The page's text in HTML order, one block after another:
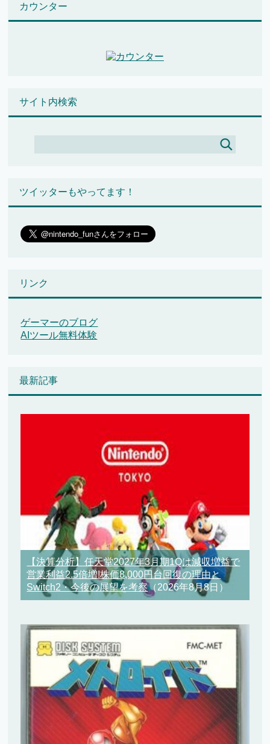
カウンター
サイト内検索
ツイッターもやってます！
リンク
ゲーマーのブログ
AIツール無料体験
最新記事
【決算分析】任天堂2027年3月期1Qは減収増益で
営業利益2.5倍増!株価8,000円台回復の理由と
Switch2・今後の展望を考察（2026年8月8日）